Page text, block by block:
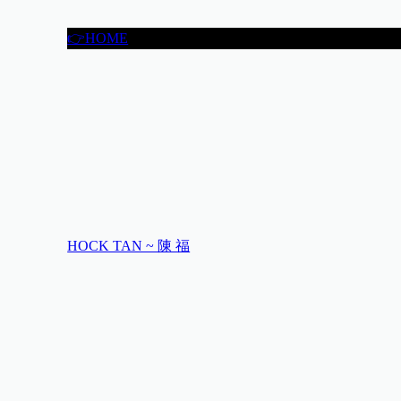
👉HOME
HOCK TAN ~ 陳 福